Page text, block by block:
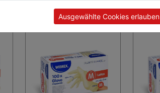
€ 53,84
Ausgewählte Cookies erlauben